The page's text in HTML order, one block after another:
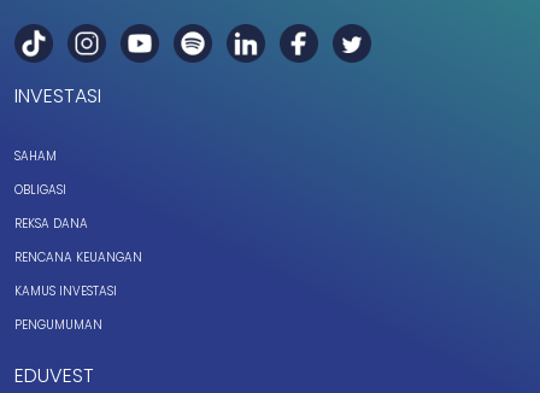
INVESTASI
SAHAM
OBLIGASI
REKSA DANA
RENCANA KEUANGAN
KAMUS INVESTASI
PENGUMUMAN
EDUVEST